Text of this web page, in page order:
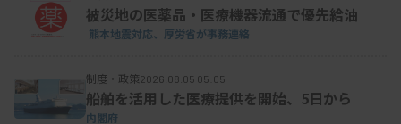
被災地の医薬品・医療機器流通で優先給油
熊本地震対応、厚労省が事務連絡
制度・政策2026.08.05 05:05
船舶を活用した医療提供を開始、5日から
内閣府